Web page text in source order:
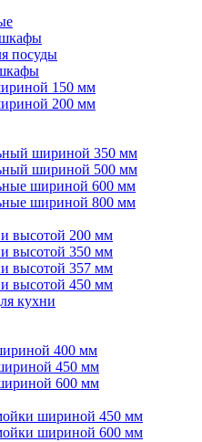
посуды
150 мм
200 мм
шириной 350 мм
шириной 500 мм
шириной 600 мм
шириной 800 мм
высотой 200 мм
высотой 350 мм
высотой 357 мм
высотой 450 мм
кухни
400 мм
450 мм
600 мм
шириной 450 мм
шириной 600 мм